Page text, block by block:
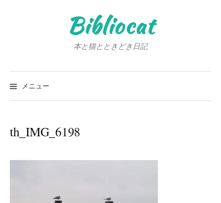
キ
Bibliocat
本と猫とときどき日記
メニュー
検
th_IMG_6198